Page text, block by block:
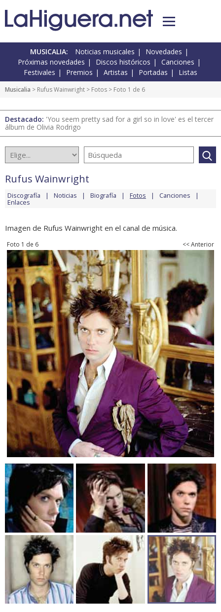
MUSICALIA: Noticias musicales
Novedades
Próximas novedades
Discos históricos
Canciones
Festivales
Premios Artistas Portadas Listas
Musicalia > Rufus Wainwright > Fotos > Foto 1 de 6
Destacado: 'You seem pretty sad for a girl so in love' es el tercer
álbum de Olivia Rodrigo
Rufus Wainwright
Discografía Noticias Biografía Fotos Canciones
Enlaces
Imagen de Rufus Wainwright en el canal de música.
Foto 1 de 6 << Anterior